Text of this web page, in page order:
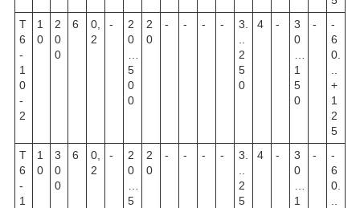
Т
6
-
1
0
-
2
1
0
2
0
0
6
0,
2
-
2
0
5
0
0
2
0
- - - -
3.
2
5
0
4 -
3
0
1
5
0
-
-
6
0.
+
1
2
5
Т
6
-
1
1
0
3
0
0
6
0,
2
-
2
0
5
2
0
- - - -
3.
2
5
4 -
3
0
1
-
-
6
0.